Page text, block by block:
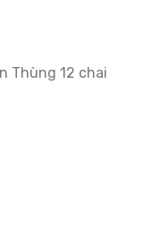
Thùng 12 chai